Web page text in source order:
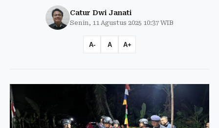
Catur Dwi Janati
Senin, 11 Agustus 2025 10:37 WIB
A- A A+